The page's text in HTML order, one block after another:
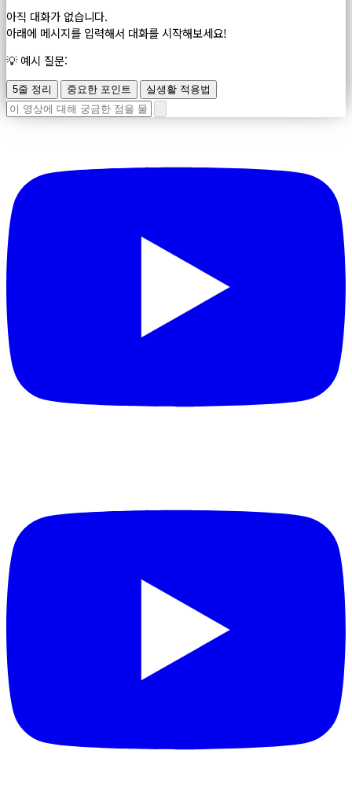
아직 대화가 없습니다.
아래에 메시지를 입력해서 대화를 시작해보세요!
💡 예시 질문:
5줄 정리 중요한 포인트 실생활 적용법